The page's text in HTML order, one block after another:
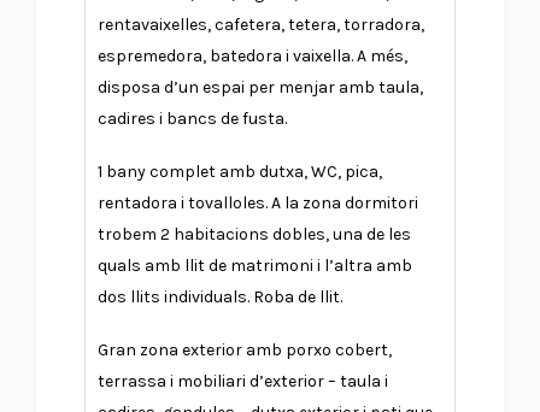
rentavaixelles, cafetera, tetera, torradora,
espremedora, batedora i vaixella. A més,
disposa d’un espai per menjar amb taula,
cadires i bancs de fusta.
1 bany complet amb dutxa, WC, pica,
rentadora i tovalloles. A la zona dormitori
trobem 2 habitacions dobles, una de les
quals amb llit de matrimoni i l’altra amb
dos llits individuals. Roba de llit.
Gran zona exterior amb porxo cobert,
terrassa i mobiliari d’exterior – taula i